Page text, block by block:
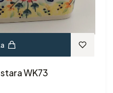
WK73